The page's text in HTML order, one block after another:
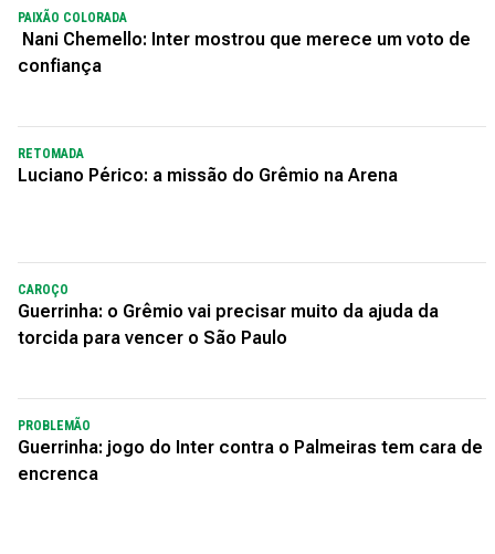
PAIXÃO COLORADA
Nani Chemello: Inter mostrou que merece um voto de
confiança
RETOMADA
Luciano Périco: a missão do Grêmio na Arena
CAROÇO
Guerrinha: o Grêmio vai precisar muito da ajuda da
torcida para vencer o São Paulo
PROBLEMÃO
Guerrinha: jogo do Inter contra o Palmeiras tem cara de
encrenca